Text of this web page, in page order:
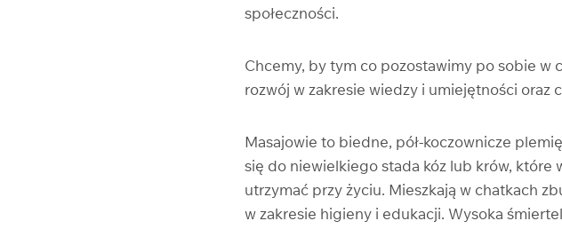
społeczności.
Chcemy, by tym co pozostawimy po sobie w
rozwój w zakresie wiedzy i umiejętności oraz
Masajowie to biedne, pół-koczownicze
się do niewielkiego stada kóz lub krów,
utrzymać przy życiu. Mieszkają w chatkach
w zakresie higieny i edukacji. Wysoka